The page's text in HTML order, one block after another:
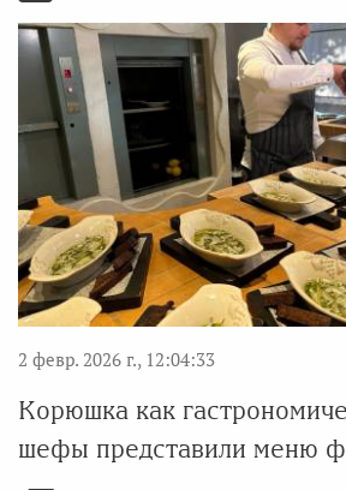
2 февр. 2026 г., 12:04:33
Корюшка как
шефы представили меню